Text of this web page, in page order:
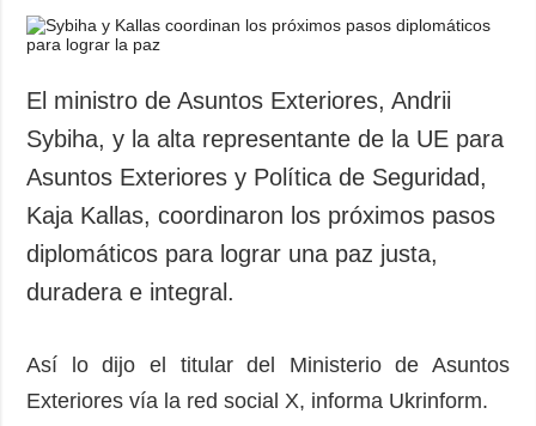
El ministro de Asuntos Exteriores, Andrii
Sybiha, y la alta representante de la UE para
Asuntos Exteriores y Política de Seguridad,
Kaja Kallas, coordinaron los próximos pasos
diplomáticos para lograr una paz justa,
duradera e integral.
Así lo dijo el titular del Ministerio de Asuntos
Exteriores vía la red social X, informa Ukrinform.